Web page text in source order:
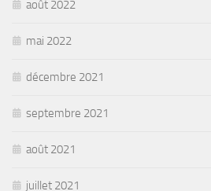
août 2022
mai 2022
décembre 2021
septembre 2021
août 2021
juillet 2021